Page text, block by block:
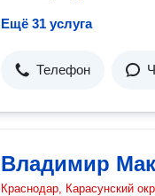
Ещё 31 услуга
Телефон
Владимир
Краснодар, Карасунский